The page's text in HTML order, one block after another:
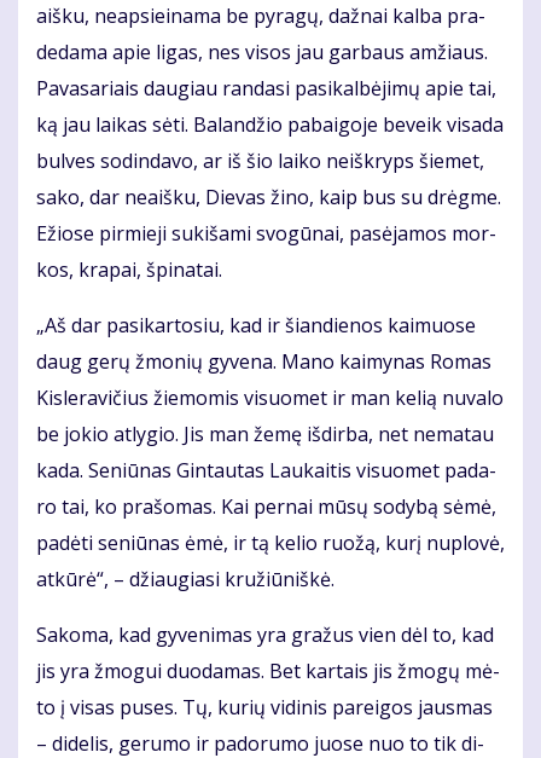
aiš­ku, neap­si­ei­na­ma be py­ra­gų, daž­nai kal­ba pra­
de­da­ma apie li­gas, nes vi­sos jau gar­baus am­žiaus.
Pa­va­sa­riais dau­giau ran­da­si pa­si­kal­bė­ji­mų apie tai,
ką jau lai­kas sė­ti. Ba­lan­džio pa­bai­go­je be­veik vi­sa­da
bul­ves so­din­da­vo, ar iš šio lai­ko ne­iš­kryps šie­met,
sa­ko, dar ne­aiš­ku, Die­vas ži­no, kaip bus su drėg­me.
Ežio­se pir­mie­ji su­ki­ša­mi svo­gū­nai, pa­sė­ja­mos mor­
kos, kra­pai, špi­na­tai.
„Aš dar pa­si­kar­to­siu, kad ir šian­die­nos kai­muo­se
daug ge­rų žmo­nių gy­ve­na. Ma­no kai­my­nas Ro­mas
Kis­le­ra­vi­čius žie­mo­mis vi­suo­met ir man ke­lią nu­va­lo
be jo­kio at­ly­gio. Jis man že­mę iš­dir­ba, net ne­ma­tau
ka­da. Se­niū­nas Gin­tau­tas Lau­kai­tis vi­suo­met pa­da­
ro tai, ko pra­šo­mas. Kai per­nai mū­sų so­dy­bą sė­mė,
pa­dė­ti se­niū­nas ėmė, ir tą ke­lio ruo­žą, ku­rį nu­plo­vė,
at­kū­rė“, – džiau­gia­si kru­žiū­niš­kė.
Sa­ko­ma, kad gy­ve­ni­mas yra gra­žus vien dėl to, kad
jis yra žmo­gui duo­da­mas. Bet kar­tais jis žmo­gų mė­
to į vi­sas pu­ses. Tų, ku­rių vi­di­nis pa­rei­gos jaus­mas
– di­de­lis, ge­ru­mo ir pa­do­ru­mo juo­se nuo to tik di­